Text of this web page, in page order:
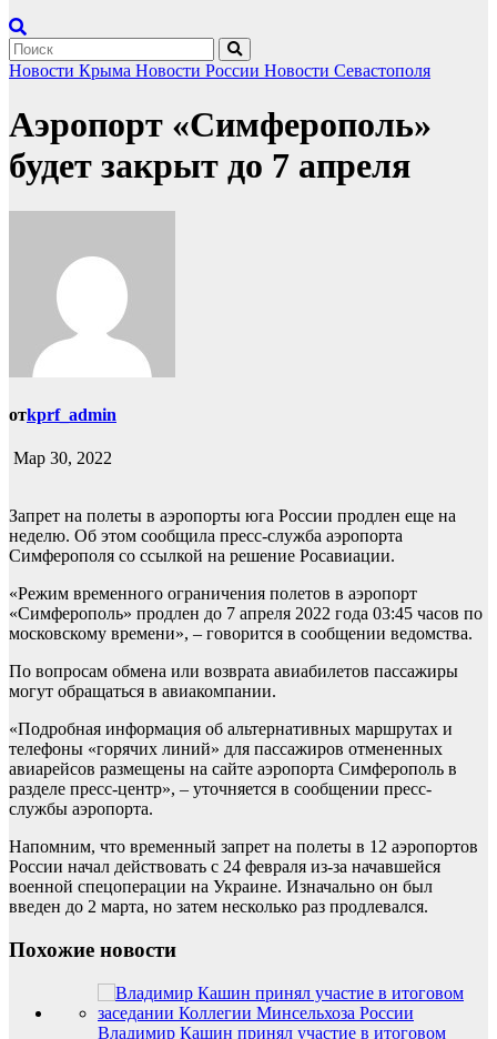
Новости Крыма Новости России Новости Севастополя
Аэропорт «Симферополь»
будет закрыт до 7 апреля
отkprf_admin
Мар 30, 2022
Запрет на полеты в аэропорты юга России продлен еще на
неделю. Об этом сообщила пресс-служба аэропорта
Симферополя со ссылкой на решение Росавиации.
«Режим временного ограничения полетов в аэропорт
«Симферополь» продлен до 7 апреля 2022 года 03:45 часов по
московскому времени», – говорится в сообщении ведомства.
По вопросам обмена или возврата авиабилетов пассажиры
могут обращаться в авиакомпании.
«Подробная информация об альтернативных маршрутах и
телефоны «горячих линий» для пассажиров отмененных
авиарейсов размещены на сайте аэропорта Симферополь в
разделе пресс-центр», – уточняется в сообщении пресс-
службы аэропорта.
Напомним, что временный запрет на полеты в 12 аэропортов
России начал действовать с 24 февраля из-за начавшейся
военной спецоперации на Украине. Изначально он был
введен до 2 марта, но затем несколько раз продлевался.
Похожие новости
Владимир Кашин принял участие в итоговом